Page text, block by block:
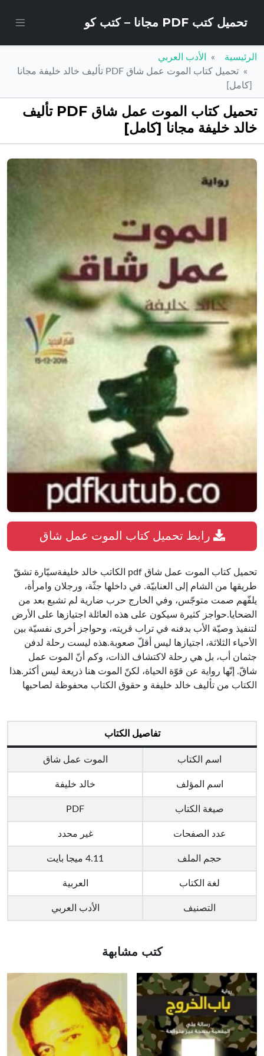
تحميل كتب PDF مجانا – كتب كو
الرئيسية
الأدب العربي
تحميل كتاب الموت عمل شاق PDF تأليف خالد خليفة مجانا
[كامل]
تحميل كتاب الموت عمل شاق PDF تأليف
خالد خليفة مجانا [كامل]
تحميل كتاب الموت عمل شاق pdf الكاتب خالد خليفةسيّارة تشقّ
طريقها من الشام إلى العنابيّة. في داخلها جثّة، ورجلان وامرأة،
يلفّهم صمت متوجّس، وفي الخارج حرب ضارية لم تشبع بعد من
الضحايا.حواجز كثيرة سيكون على هذه العائلة اجتيازها على الأرض
لتنفيذ وصيّة الأب بدفنه في تراب قريته، وحواجز أخرى نفسيّة بين
الأحياء الثلاثة، اجتيازها ليس أقلّ صعوبة.هذه ليست رحلة لدفن
جثمان أب، بل هي رحلة لاكتشاف الذات، وكم أنّ الموت عمل
شاقّ. إنّها رواية عن قوّة الحياة، لكنّ الموت هنا ذريعة ليس أكثر.هذا
الكتاب من تأليف خالد خليفة و حقوق الكتاب محفوظة لصاحبها
تفاصيل الكتاب
اسم الكتاب الموت عمل شاق
اسم المؤلف خالد خليفة
صيغة الكتاب PDF
عدد الصفحات غير محدد
حجم الملف 4.11 ميجا بايت
لغة الكتاب العربية
التصنيف الأدب العربي
كتب مشابهة